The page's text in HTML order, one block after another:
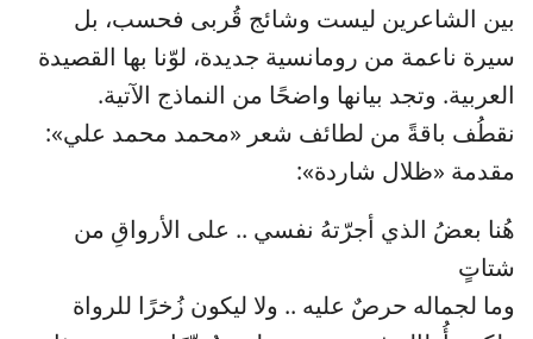
بين الشاعرين ليست وشائج قُربى فحسب، بل
سيرة ناعمة من رومانسية جديدة، لوّنا بها القصيدة
العربية. وتجد بيانها واضحًا من النماذج الآتية.
نقطُف باقةً من لطائف شعر «محمد محمد علي»:
مقدمة «ظلال شاردة»:
هُنا بعضُ الذي أجرّتهُ نفسي .. على الأرواقِ من
شتاتٍ
وما لجماله حرصٌ عليه .. ولا ليكون زُخرًا للرواة